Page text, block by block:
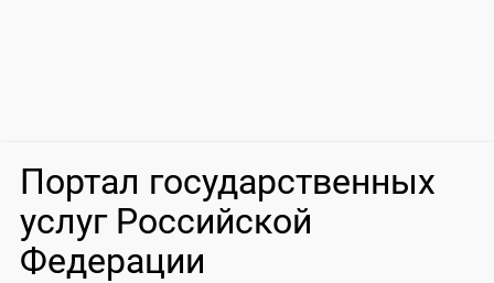
Портал государственных
услуг Российской
Федерации